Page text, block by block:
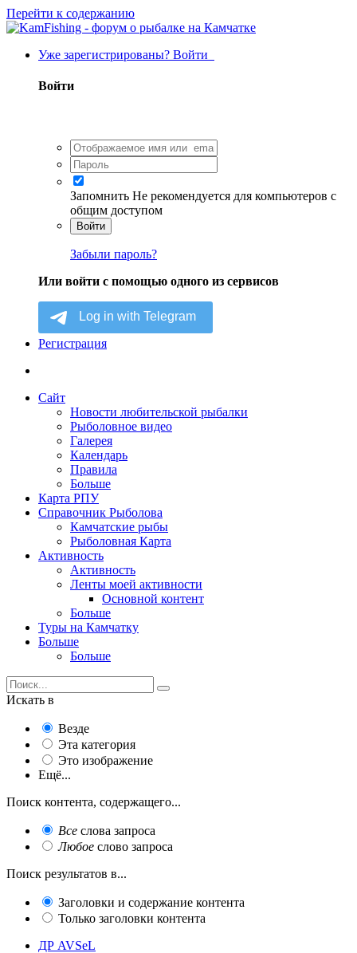
Перейти к содержанию
Уже зарегистрированы? Войти
Войти
Запомнить Не рекомендуется для компьютеров с
общим доступом
Войти
Забыли пароль?
Или войти с помощью одного из сервисов
Регистрация
Сайт
Новости любительской рыбалки
Рыболовное видео
Галерея
Календарь
Правила
Больше
Карта РПУ
Справочник Рыболова
Камчатские рыбы
Рыболовная Карта
Активность
Активность
Ленты моей активности
Основной контент
Больше
Туры на Камчатку
Больше
Больше
Искать в
Везде
Эта категория
Это изображение
Ещё...
Поиск контента, содержащего...
Все слова запроса
Любое слово запроса
Поиск результатов в...
Заголовки и содержание контента
Только заголовки контента
ДР AVSeL